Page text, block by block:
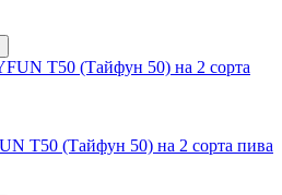
T50 (Тайфун 50) на 2 сорта пива